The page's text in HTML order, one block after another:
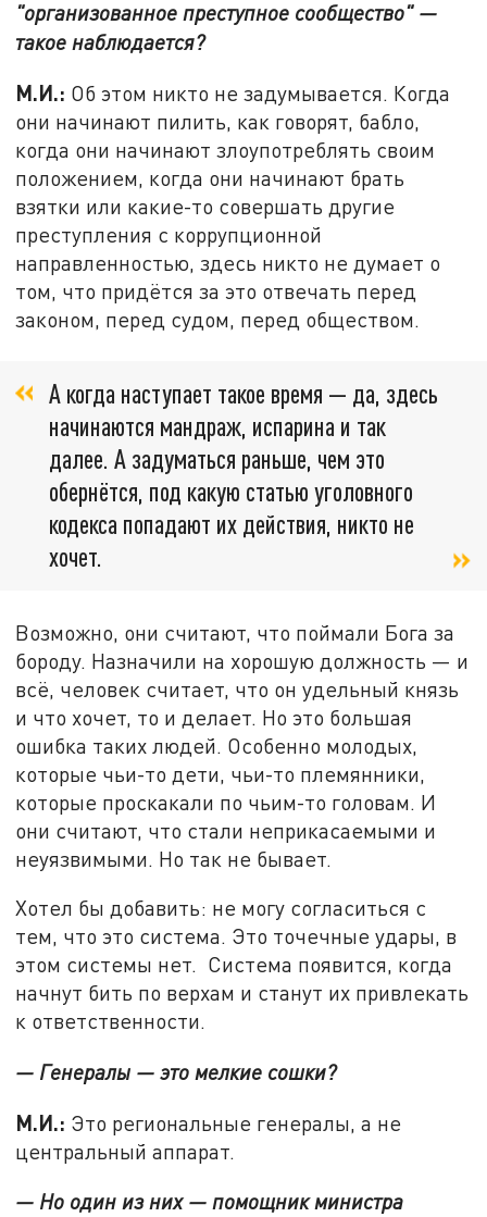
"организованное преступное сообщество" —
такое наблюдается?
М.И.: Об этом никто не задумывается. Когда
они начинают пилить, как говорят, бабло,
когда они начинают злоупотреблять своим
положением, когда они начинают брать
взятки или какие-то совершать другие
преступления с коррупционной
направленностью, здесь никто не думает о
том, что придётся за это отвечать перед
законом, перед судом, перед обществом.
А когда наступает такое время — да, здесь
начинаются мандраж, испарина и так
далее. А задуматься раньше, чем это
обернётся, под какую статью уголовного
кодекса попадают их действия, никто не
хочет.
Возможно, они считают, что поймали Бога за
бороду. Назначили на хорошую должность — и
всё, человек считает, что он удельный князь
и что хочет, то и делает. Но это большая
ошибка таких людей. Особенно молодых,
которые чьи-то дети, чьи-то племянники,
которые проскакали по чьим-то головам. И
они считают, что стали неприкасаемыми и
неуязвимыми. Но так не бывает.
Хотел бы добавить: не могу согласиться с
тем, что это система. Это точечные удары, в
этом системы нет. Система появится, когда
начнут бить по верхам и станут их привлекать
к ответственности.
— Генералы — это мелкие сошки?
М.И.: Это региональные генералы, а не
центральный аппарат.
— Но один из них — помощник министра